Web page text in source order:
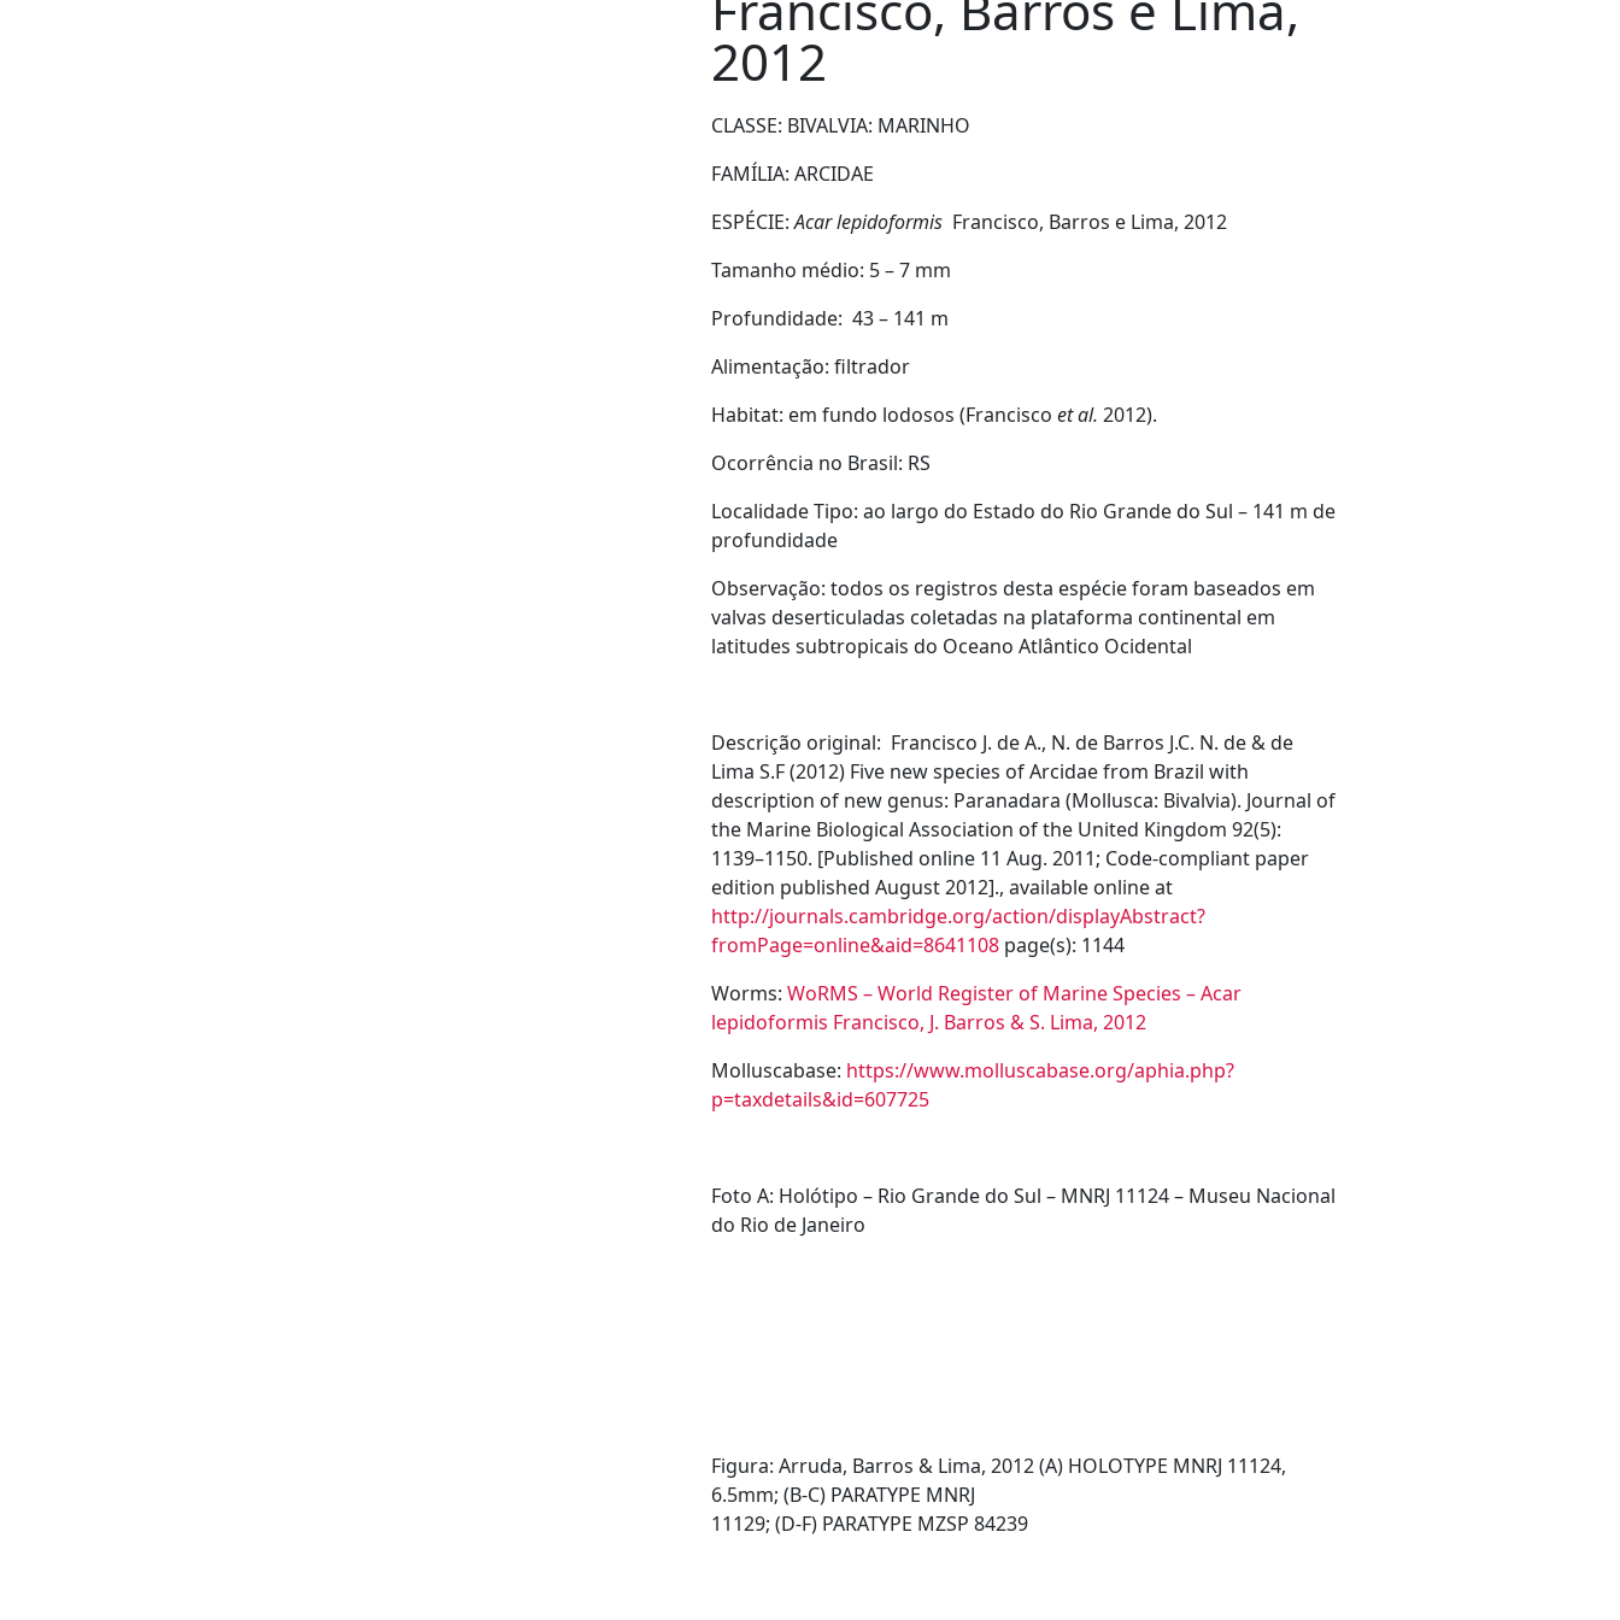
2012
CLASSE: BIVALVIA: MARINHO
FAMÍLIA: ARCIDAE
ESPÉCIE:Acarlepidoformis Francisco, Barros e Lima, 2012
Tamanho médio: 5 – 7 mm
Profundidade: 43 – 141 m
Alimentação: filtrador
Habitat: em fundo lodosos (Francisco et al. 2012).
Ocorrência no Brasil: RS
Localidade Tipo: ao largo do Estado do Rio Grande do Sul – 141 m de
profundidade
Observação: todos os registros desta espécie foram baseados em
valvas deserticuladas coletadas na plataforma continental em
latitudes subtropicais do Oceano Atlântico Ocidental
Descrição original: Francisco J. de A., N. de Barros J.C. N. de & de
Lima S.F (2012) Five new species of Arcidae from Brazil with
description of new genus: Paranadara (Mollusca: Bivalvia). Journal of
the Marine Biological Association of the United Kingdom 92(5):
1139–1150. [Published online 11 Aug. 2011; Code-compliant paper
edition published August 2012]., available online at
http://journals.cambridge.org/action/displayAbstract?
fromPage=online&aid=8641108 page(s): 1144
Worms: WoRMS – World Register of Marine Species – Acar
lepidoformis Francisco, J. Barros & S. Lima, 2012
Molluscabase: https://www.molluscabase.org/aphia.php?
p=taxdetails&id=607725
Foto A: Holótipo – Rio Grande do Sul – MNRJ 11124 – Museu Nacional
do Rio de Janeiro
Figura: Arruda, Barros & Lima, 2012 (A) HOLOTYPE MNRJ 11124,
6.5mm; (B-C) PARATYPE MNRJ
11129; (D-F) PARATYPE MZSP 84239